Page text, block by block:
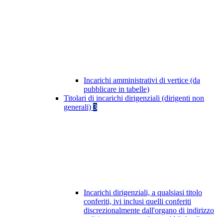
Incarichi amministrativi di vertice (da
pubblicare in tabelle)
Titolari di incarichi dirigenziali (dirigenti non
generali) 3
Incarichi dirigenziali, a qualsiasi titolo
conferiti, ivi inclusi quelli conferiti
discrezionalmente dall'organo di indirizzo